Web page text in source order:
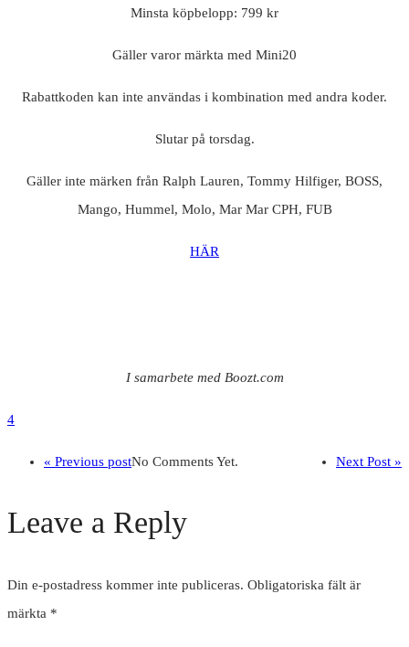
Minsta köpbelopp: 799 kr
Gäller varor märkta med Mini20
Rabattkoden kan inte användas i kombination med andra koder.
Slutar på torsdag.
Gäller inte märken från Ralph Lauren, Tommy Hilfiger, BOSS,
Mango, Hummel, Molo, Mar Mar CPH, FUB
HÄR
I samarbete med Boozt.com
4
« Previous post Next Post »
No Comments Yet.
Leave a Reply
Din e-postadress kommer inte publiceras. Obligatoriska fält är
märkta *